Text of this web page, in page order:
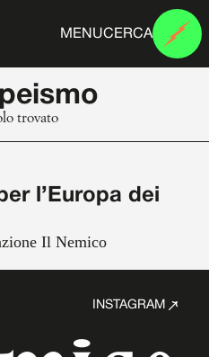
MENUCERCA
trovato
l’Europa dei
Il Nemico
INSTAGRAM